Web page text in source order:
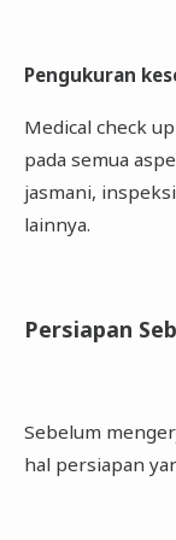
Pengukuran
Medical check
pada semua
jasmani,
lainnya.
Persiapan
Sebelum
hal persiapan